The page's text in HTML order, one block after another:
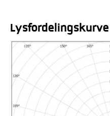
Lysfordelingskurve